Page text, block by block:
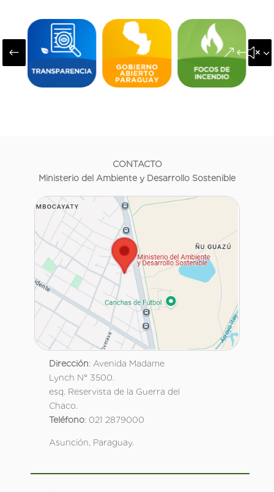
#
CONTACTO
Ministerio del Ambiente y Desarrollo Sostenible
Dirección: Avenida Madame
Lynch N° 3500.
esq. Reservista de la Guerra del
Chaco.
Teléfono: 021 2879000
Asunción, Paraguay.